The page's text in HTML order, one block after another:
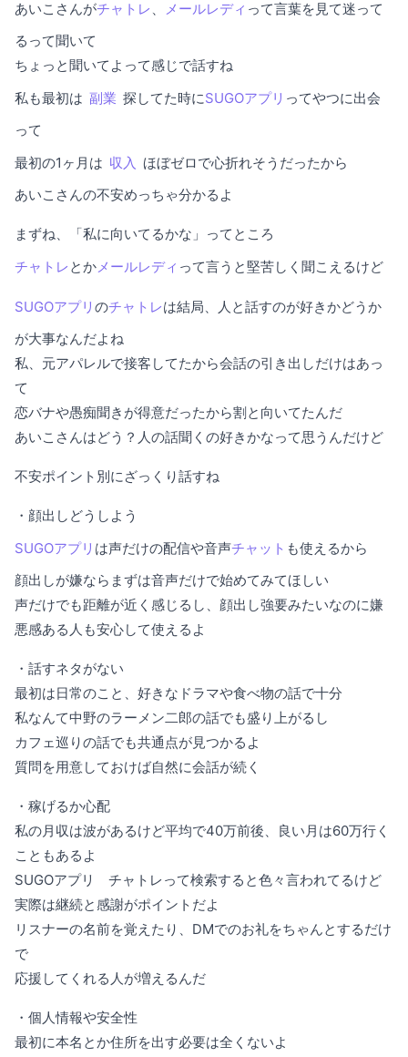
あいこさんがチャトレ メールレディ って言葉を見て迷って
るって聞いて
ちょっと聞いてよって感じで話すね
私も最初は 副業 探してた時にSUGOアプリ ってやつに出会
って
最初の1ヶ月は 収入 ほぼゼロで心折れそうだったから
あいこさんの不安めっちゃ分かるよ
まずね、「私に向いてるかな」ってところ
チャトレ とか メールレディ って言うと堅苦しく聞こえるけど
SUGOアプリ のチャトレは結局、人と話すのが好きかどうか
が大事なんだよね
私、元アパレルで接客してたから会話の引き出しだけはあっ
て
恋バナや愚痴聞きが得意だったから割と向いてたんだ
あいこさんはどう？人の話聞くの好きかなって思うんだけど
不安ポイント別にざっくり話すね
・顔出しどうしよう
SUGOアプリ は声だけの配信や音声チャット も使えるから
顔出しが嫌ならまずは音声だけで始めてみてほしい
声だけでも距離が近く感じるし、顔出し強要みたいなのに嫌
悪感ある人も安心して使えるよ
・話すネタがない
最初は日常のこと、好きなドラマや食べ物の話で十分
私なんて中野のラーメン二郎の話でも盛り上がるし
カフェ巡りの話でも共通点が見つかるよ
質問を用意しておけば自然に会話が続く
・稼げるか心配
私の月収は波があるけど平均で40万前後、良い月は60万行く
こともあるよ
SUGOアプリ チャトレって検索すると色々言われてるけど
実際は継続と感謝がポイントだよ
リスナーの名前を覚えたり、DMでのお礼をちゃんとするだけ
で
応援してくれる人が増えるんだ
・個人情報や安全性
最初に本名とか住所を出す必要は全くないよ